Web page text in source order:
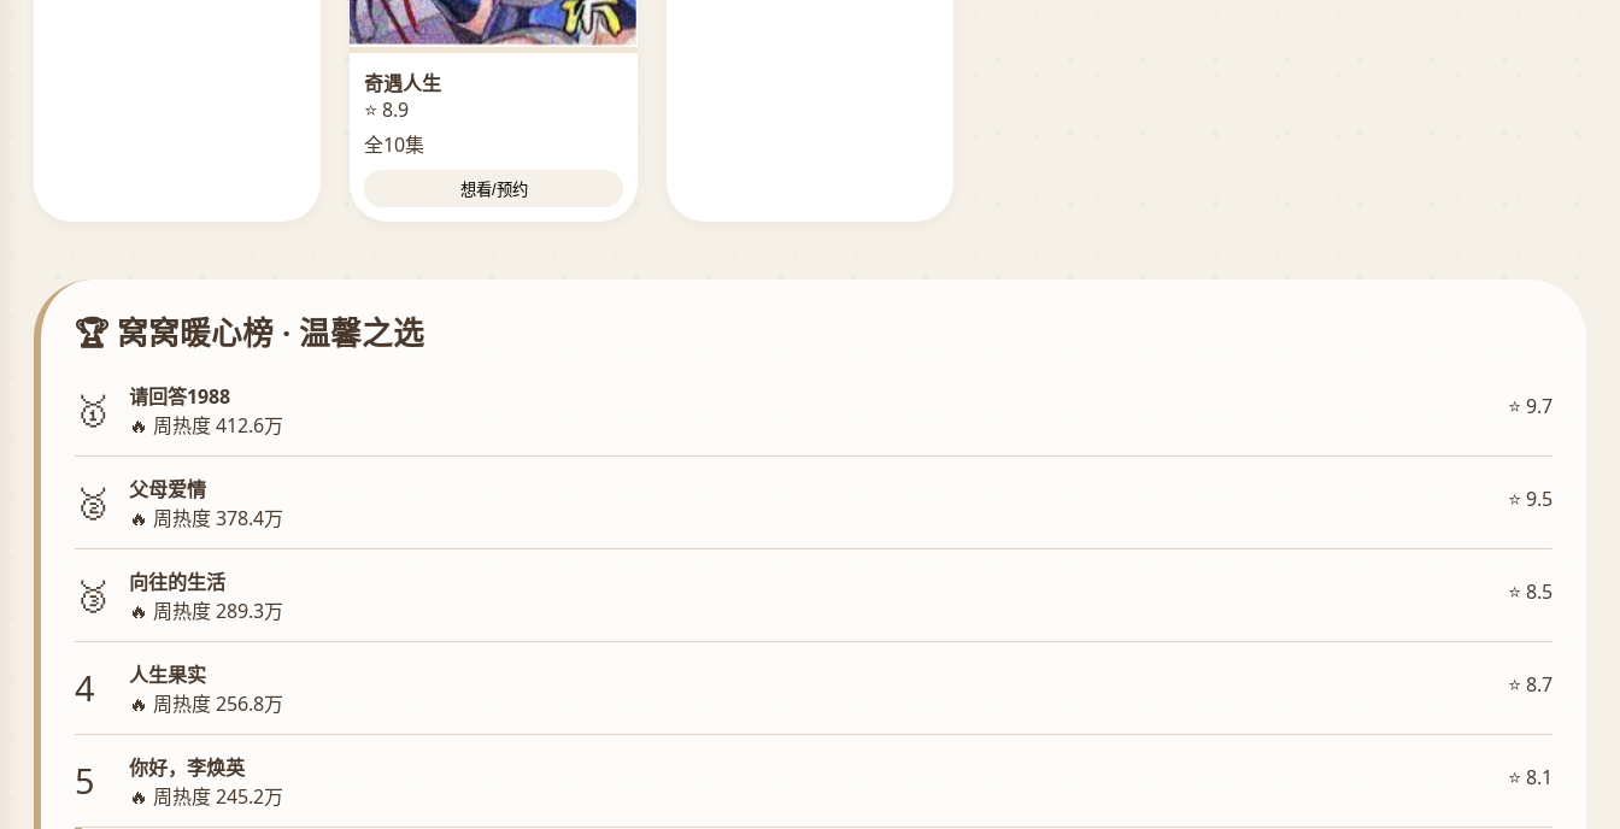
奇遇人生
⭐ 8.9
全10集
想看/预约
🏆 窝窝暖心榜 · 温馨之选
🥇
请回答1988
🔥 周热度 412.6万
⭐ 9.7
🥈
父母爱情
🔥 周热度 378.4万
⭐ 9.5
🥉
向往的生活
🔥 周热度 289.3万
⭐ 8.5
4
人生果实
🔥 周热度 256.8万
⭐ 8.7
5
你好，李焕英
🔥 周热度 245.2万
⭐ 8.1